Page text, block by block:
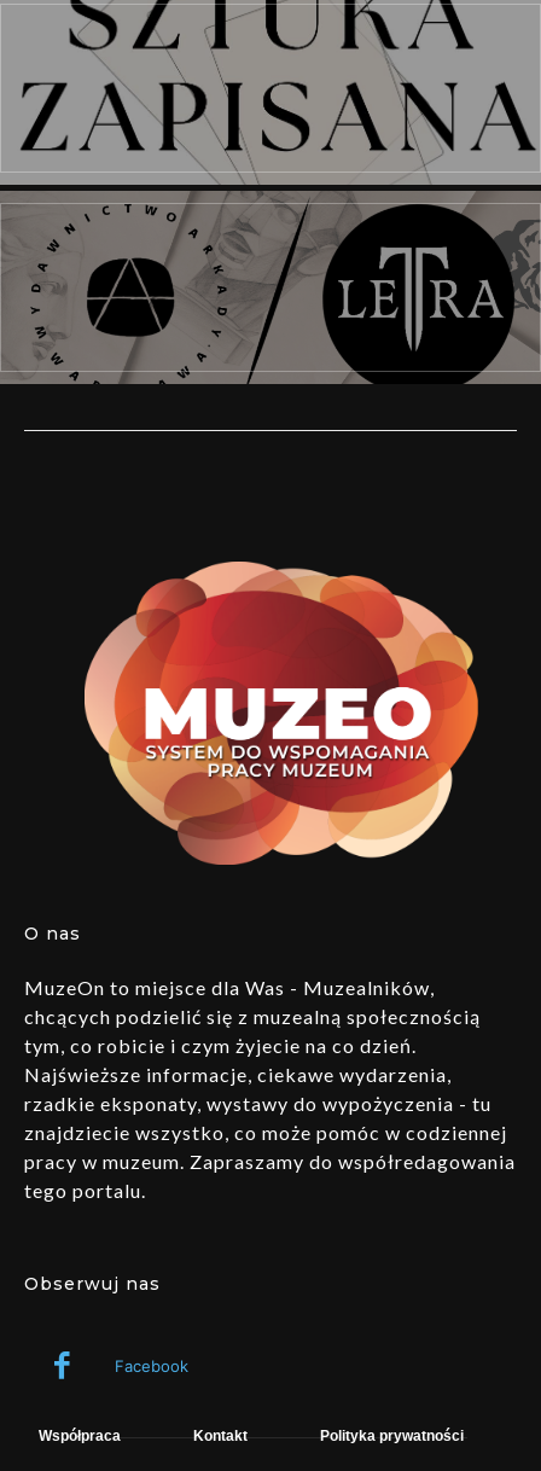
O nas
MuzeOn to miejsce dla Was - Muzealników,
chcących podzielić się z muzealną społecznością
tym, co robicie i czym żyjecie na co dzień.
Najświeższe informacje, ciekawe wydarzenia,
rzadkie eksponaty, wystawy do wypożyczenia - tu
znajdziecie wszystko, co może pomóc w codziennej
pracy w muzeum. Zapraszamy do współredagowania
tego portalu.
Obserwuj nas
Facebook
Współpraca Kontakt Polityka prywatności